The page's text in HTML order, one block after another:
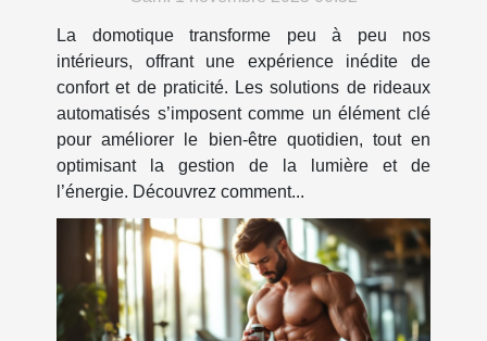
La domotique transforme peu à peu nos
intérieurs, offrant une expérience inédite de
confort et de praticité. Les solutions de rideaux
automatisés s’imposent comme un élément clé
pour améliorer le bien-être quotidien, tout en
optimisant la gestion de la lumière et de
l’énergie. Découvrez comment...